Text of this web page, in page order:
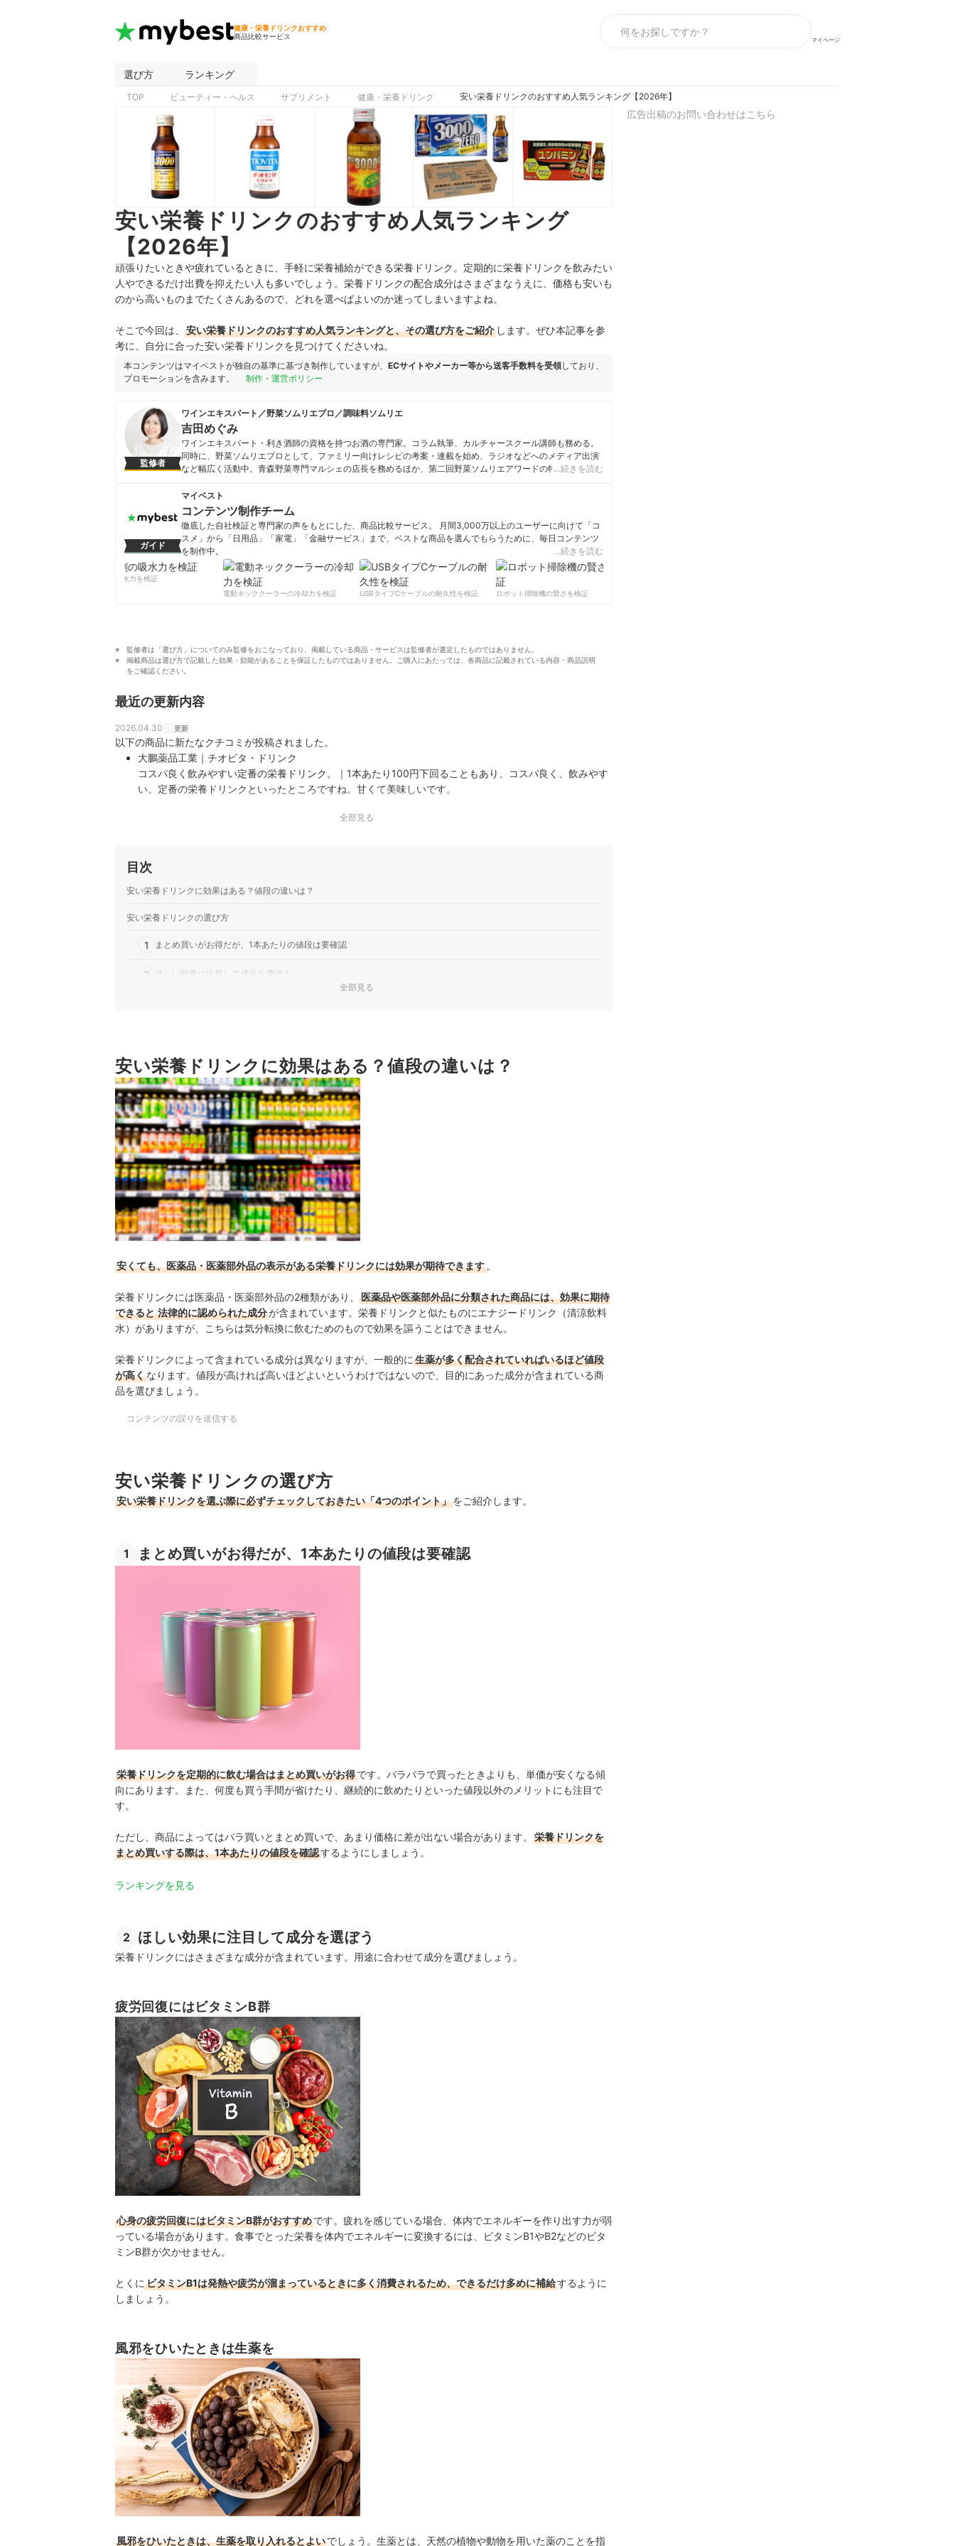
健康・栄養ドリンクおすすめ
商品比較サービス
マイページ
選び方 ランキング
TOP ビューティー・ヘルス サプリメント 健康・栄養ドリンク 安い栄養ドリンクのおすすめ人気ランキング【2026年】
安い栄養ドリンクのおすすめ人気ランキング
【2026年】
頑張りたいときや疲れているときに、手軽に栄養補給ができる栄養ドリンク。定期的に栄養ドリンクを飲みたい
人やできるだけ出費を抑えたい人も多いでしょう。栄養ドリンクの配合成分はさまざまなうえに、価格も安いも
のから高いものまでたくさんあるので、どれを選べばよいのか迷ってしまいますよね。
そこで今回は、 安い栄養ドリンクのおすすめ人気ランキングと、その選び方をご紹介 します。ぜひ本記事を参
考に、自分に合った安い栄養ドリンクを見つけてくださいね。
本コンテンツはマイベストが独自の基準に基づき制作していますが、 ECサイトやメーカー等から送客手数料を受領しており、
プロモーションを含みます。
制作・運営ポリシー
監修者
ワインエキスパート／野菜ソムリエプロ／調味料ソムリエ
吉田めぐみ
ワインエキスパート・利き酒師の資格を持つお酒の専門家。コラム執筆、カルチャースクール講師も務める。
同時に、野菜ソムリエプロとして、ファミリー向けレシピの考案・連載を始め、ラジオなどへのメディア出演
など幅広く活動中。青森野菜専門マルシェの店長を務めるほか、第二回野菜ソムリエアワードの特別賞も受賞
コーチ、IFAオリーブスペシャリスト、江戸東京野菜コンシェルジュの資格も保有し、Twitterのフォロワーは
9000人を越える。
吉田めぐみのプロフィール
…続きを読む
ガイド
マイベスト
コンテンツ制作チーム
徹底した自社検証と専門家の声をもとにした、商品比較サービス。 月間3,000万以上のユーザーに向けて「コ
スメ」から「日用品」「家電」「金融サービス」まで、ベストな商品を選んでもらうために、毎日コンテンツ
を制作中。
コンテンツ制作チームのプロフィール
…続きを読む
柔軟剤の吸水力を検証
電動ネッククーラーの冷却力を検証
USBタイプCケーブルの耐久性を検証 ロボット掃除機の賢さを検証
監修者は「選び方」についてのみ監修をおこなっており、掲載している商品・サービスは監修者が選定したものではありません。
掲載商品は選び方で記載した効果・効能があることを保証したものではありません。ご購入にあたっては、各商品に記載されている内容・商品説明
をご確認ください。
最近の更新内容
2026.04.30 更新
以下の商品に新たなクチコミが投稿されました。
大鵬薬品工業｜チオビタ・ドリンク
コスパ良く飲みやすい定番の栄養ドリンク。｜1本あたり100円下回ることもあり、コスパ良く、飲みやす
い。定番の栄養ドリンクといったところですね。甘くて美味しいです。
全部見る
目次
安い栄養ドリンクに効果はある？値段の違いは？
安い栄養ドリンクの選び方
1 まとめ買いがお得だが、1本あたりの値段は要確認
2 ほしい効果に注目して成分を選ぼう
安い栄養ドリンク全7商品おすすめ人気ランキング
医薬品の栄養ドリンクはいつ飲む？
もうひと頑張りしたいときはこちらもおすすめ
安い栄養ドリンクの売れ筋ランキングもチェック！
全部見る
安い栄養ドリンクに効果はある？値段の違いは？
安くても、医薬品・医薬部外品の表示がある栄養ドリンクには効果が期待できます。
栄養ドリンクには医薬品・医薬部外品の2種類があり、
医薬品や医薬部外品に分類された商品には、効果に期待
できると 法律的に認められた成分が含まれています。栄養ドリンクと似たものにエナジードリンク（清涼飲料
水）がありますが、こちらは気分転換に飲むためのもので効果を謳うことはできません。
栄養ドリンクによって含まれている成分は異なりますが、一般的に生薬が多く配合されていればいるほど値段
が高くなります。値段が高ければ高いほどよいというわけではないので、目的にあった成分が含まれている商
品を選びましょう。
コンテンツの誤りを送信する
安い栄養ドリンクの選び方
安い栄養ドリンクを選ぶ際に必ずチェックしておきたい「4つのポイント」をご紹介します。
1 まとめ買いがお得だが、1本あたりの値段は要確認
栄養ドリンクを定期的に飲む場合はまとめ買いがお得です。バラバラで買ったときよりも、単価が安くなる傾
向にあります。また、何度も買う手間が省けたり、継続的に飲めたりといった値段以外のメリットにも注目で
す。
ただし、商品によってはバラ買いとまとめ買いで、あまり価格に差が出ない場合があります。
栄養ドリンクを
まとめ買いする際は、1本あたりの値段を確認するようにしましょう。
ランキングを見る
2 ほしい効果に注目して成分を選ぼう
栄養ドリンクにはさまざまな成分が含まれています。用途に合わせて成分を選びましょう。
疲労回復にはビタミンB群
心身の疲労回復にはビタミンB群がおすすめです。疲れを感じている場合、体内でエネルギーを作り出す力が弱
っている場合があります。食事でとった栄養を体内でエネルギーに変換するには、ビタミンB1やB2などのビタ
ミンB群が欠かせません。
とくに ビタミンB1は発熱や疲労が溜まっているときに多く消費されるため、できるだけ多めに補給するように
しましょう。
風邪をひいたときは生薬を
風邪をひいたときは、生薬を取り入れるとよいでしょう。生薬とは、天然の植物や動物を用いた薬のことを指
広告出稿のお問い合わせはこちら